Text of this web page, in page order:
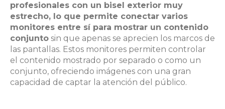
profesionales con un bisel exterior muy
estrecho, lo que permite conectar varios
monitores entre sí para mostrar un contenido
conjunto sin que apenas se aprecien los marcos de
las pantallas. Estos monitores permiten controlar
el contenido mostrado por separado o como un
conjunto, ofreciendo imágenes con una gran
capacidad de captar la atención del público.